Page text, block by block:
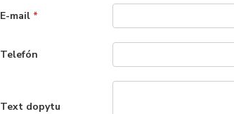
E-mail *
Telefón
Text dopytu